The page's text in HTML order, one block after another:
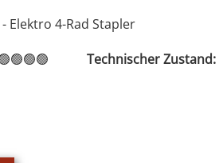
Elektro 4-Rad Stapler
Technischer Zustand: